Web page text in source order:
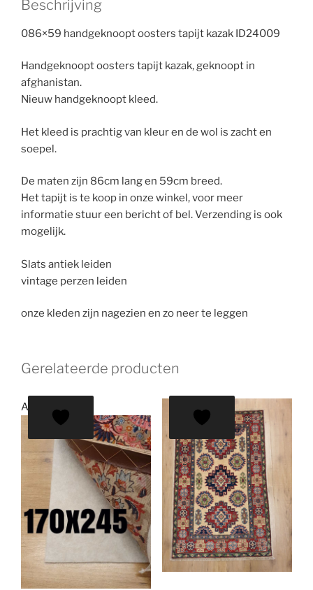
Beschrijving
086×59 handgeknoopt oosters tapijt kazak ID24009
Handgeknoopt oosters tapijt kazak, geknoopt in
afghanistan.
Nieuw handgeknoopt kleed.
Het kleed is prachtig van kleur en de wol is zacht en
soepel.
De maten zijn 86cm lang en 59cm breed.
Het tapijt is te koop in onze winkel, voor meer
informatie stuur een bericht of bel. Verzending is ook
mogelijk.
Slats antiek leiden
vintage perzen leiden
onze kleden zijn nagezien en zo neer te leggen
Gerelateerde producten
Aanbieding!